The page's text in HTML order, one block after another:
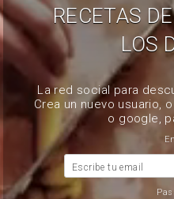
RECETAS
LOS
La red social para
Crea un nuevo usuario,
o google,
Escribe tu email